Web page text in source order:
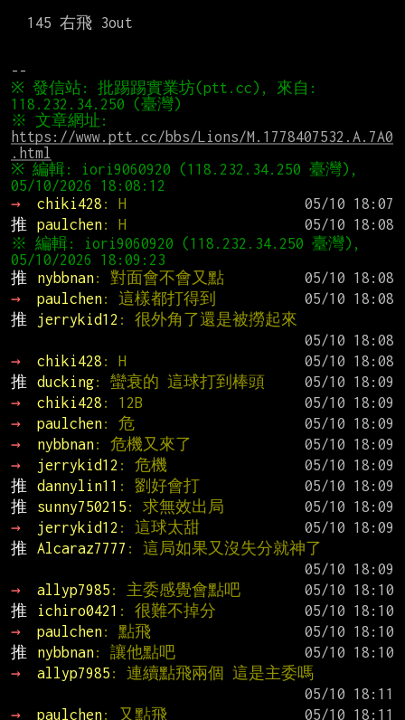
※ 發信站: 批踢踢實業坊(ptt.cc), 來自:
https://www.ptt.cc/bbs/Lions/M.1778407532.A.7A0
.html
※ 編輯: iori9060920 (118.232.34.250 臺灣),
→
chiki428 : H
推
paulchen: H
※ 編輯: iori9060920 (118.232.34.250 臺灣),
推
nybbnan: 對面會不會又點
→
paulchen: 這樣都打得到
推
jerrykid12 : 很外角了還是被撈起來
→
chiki428 : H
推
ducking: 蠻衰的 這球打到棒頭
→
chiki428 : 12B
→
paulchen: 危
→
nybbnan: 危機又來了
→
jerrykid12 : 危機
推
dannylin11 : 劉好會打
推
sunny750215 : 求無效出局
→
jerrykid12 : 這球太甜
推
Alcaraz7777 : 這局如果又沒失分就神了
→
allyp7985 : 主委感覺會點吧
推
ichiro0421 : 很難不掉分
→
paulchen: 點飛
推
nybbnan: 讓他點吧
→
allyp7985 : 連續點飛兩個 這是主委嗎
→
paulchen: 又點飛